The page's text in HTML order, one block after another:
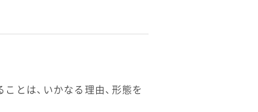
とは、いかなる理由、形態を